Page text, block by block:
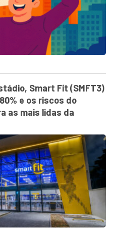
Smart Fit (SMFT3)
e os riscos do
as mais lidas da